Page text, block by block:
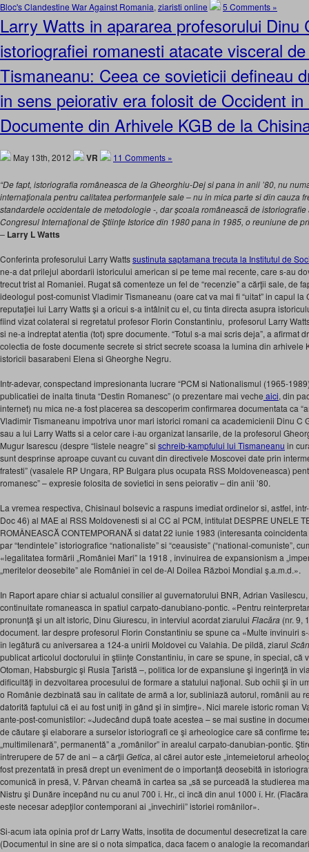
Bloc's Clandestine War Against Romania, ziaristi online 5 Comments »
Larry Watts in apararea profesorului Dinu
istoriografiei romanesti atacate visceral
Tismaneanu: Ceea ce sovieticii defineau
in sens peiorativ era folosit de Occident
Documente din Arhivele KGB de la
May 13th, 2012 VR 11 Comments »
“De fapt, istoriografia româneasca de la Gheorghiu-Dej si pana in anii ’80, nu
internaţionala pentru calitatea performanţele sale – nu in mica parte si din cauza
standardele occidentale de metodologie -, dar şcoala românească de
Congresul Internaţional de Ştiinţe Istorice din 1980 pana in 1985, o reuniune de
– Larry L Watts
Conferinta profesorului Larry Wattssustinuta saptamana trecuta la Institutul de
ne-a dat prilejul abordarii istoricului american si pe teme mai recente, care s-au
trecut trist al Romaniei. Rugat să comenteze un fel de “recenzie” a cărţii sale, de
ideologul post-comunist Vladimir Tismaneanu (oare cat va mai fi “uitat” in capul
reputaţiei lui Larry Watts şi a oricui s-a întâlnit cu el, cu tinta directa asupra
fiind vizat colateral si regretatul profesor Florin Constantiniu, profesorul Larry
si ne-a indreptat atentia (tot) spre documente. “Totul s-a mai scris deja”, a afirmat
colectia de foste documente secrete si strict secrete scoasa la lumina din arhivele
istoricii basarabeni Elena si Gheorghe Negru.
Intr-adevar, conspectand impresionanta lucrare “PCM si Nationalismul (1965-
publicatiei de inalta tinuta “Destin Romanesc” (o prezentare mai veche aici, din
internet) nu mica ne-a fost placerea sa descoperim confirmarea documentata ca
Vladimir Tismaneanu impotriva unor mari istorici romani ca academicienii Dinu C
sau a lui Larry Watts si a celor care i-au organizat lansarile, de la profesorul
Mugur Isarescu (despre “listele neagre” si schreib-kampfului lui Tismaneanu in
sunt desprinse aproape cuvant cu cuvant din directivele Moscovei date prin
fratesti” (vasalele RP Ungara, RP Bulgara plus ocupata RSS Moldoveneasca)
romanesc” – expresie folosita de sovietici in sens peiorativ – din anii ’80.
La vremea respectiva, Chisinaul bolsevic a raspuns imediat ordinelor si, astfel,
Doc 46) al MAE al RSS Moldovenesti si al CC al PCM, intitulat DESPRE UNELE
ROMÂNEASCĂ CONTEMPORANĂ si datat 22 iunie 1983 (interesanta
par “tendintele” istoriografice “nationaliste” si “ceausiste” (“national-comuniste”,
«legalitatea formării „României Mari” la 1918 , învinuirea de expansionism a
„meritelor deosebite” ale României în cel de-Al Doilea Război Mondial ş.a.m.d.».
In Raport apare chiar si actualul consilier al guvernatorului BNR, Adrian
continuitate romaneasca in spatiul carpato-danubiano-pontic. «Pentru
pronunţă şi un alt istoric, Dinu Giurescu, în interviul acordat ziarului Flacăra (nr. 9,
document. Iar despre profesorul Florin Constantiniu se spune ca «Multe învinuiri
în legătură cu aniversarea a 124-a unirii Moldovei cu Valahia. De pildă, ziarul
publicat articolul doctorului în ştiinţe Constantiniu, în care se spune, în special, că
Otoman, Habsburgic şi Rusia Ţaristă –, politica lor de expansiune şi ingerinţă în
dificultăţi în dezvoltarea procesului de formare a statului naţional. Sub ochii şi în
o Românie dezbinată sau în calitate de armă a lor, subliniază autorul, românii au
datorită faptului că ei au fost uniţi în gând şi în simţire». Nici marele istoric roman
ante-post-comunistilor: «Judecând după toate acestea – se mai sustine in
de căutare şi elaborare a surselor istoriografi ce şi arheologice care să confirme
„multimilenară”, permanentă” a „românilor” în arealul carpato-danubian-pontic.
întrerupere de 57 de ani – a cărţii Getica, al cărei autor este „întemeietorul
fost prezentată în presă drept un eveniment de o importanţă deosebită în
comunică în presă, V. Pârvan cheamă în cartea sa „să se purceadă la studierea
Nistru şi Dunăre începând nu cu anul 700 î. Hr., ci încă din anul 1000 î. Hr.
este necesar adepţilor contemporani ai „învechirii” istoriei românilor».
Si-acum iata opinia prof dr Larry Watts, insotita de documentul desecretizat la
(Documentul in sine are si o nota simpatica, daca facem o analogie la